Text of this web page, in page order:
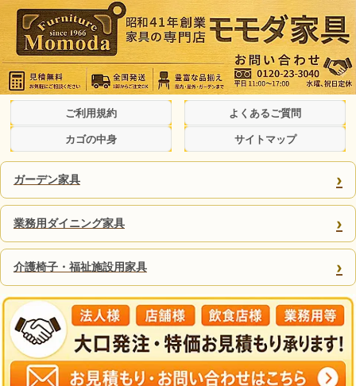
ご利用規約 よくあるご質問
カゴの中身 サイトマップ
ガーデン家具 ›
業務用ダイニング家具 ›
介護椅子・福祉施設用家具 ›